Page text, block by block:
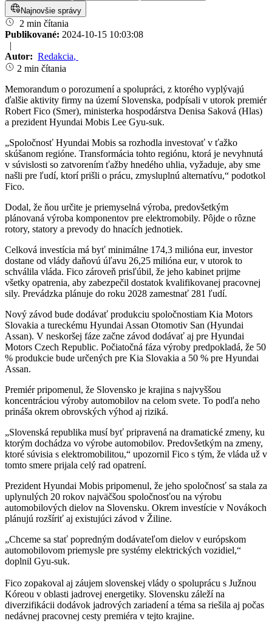
Najnovšie správy
2 min čítania
Publikované: 2024-10-15 10:03:08
|
Autor: Redakcia,
2 min čítania
Memorandum o porozumení a spolupráci, z ktorého vyplývajú
ďalšie aktivity firmy na území Slovenska, podpísali v utorok premiér
Robert Fico (Smer), ministerka hospodárstva Denisa Saková (Hlas)
a prezident Hyundai Mobis Lee Gyu-suk.
„Spoločnosť Hyundai Mobis sa rozhodla investovať v ťažko
skúšanom regióne. Transformácia tohto regiónu, ktorá je nevyhnutá
v súvislosti so zatvorením ťažby hnedého uhlia, vyžaduje, aby sme
našli pre ľudí, ktorí prišli o prácu, zmysluplnú alternatívu,“ podotkol
Fico.
Dodal, že ňou určite je priemyselná výroba, predovšetkým
plánovaná výroba komponentov pre elektromobily. Pôjde o rôzne
rotory, statory a prevody do hnacích jednotiek.
Celková investícia má byť minimálne 174,3 milióna eur, investor
dostane od vlády daňovú úľavu 26,25 milióna eur, v utorok to
schválila vláda. Fico zároveň prisľúbil, že jeho kabinet prijme
všetky opatrenia, aby zabezpečil dostatok kvalifikovanej pracovnej
sily. Prevádzka plánuje do roku 2028 zamestnať 281 ľudí.
Nový závod bude dodávať produkciu spoločnostiam Kia Motors
Slovakia a tureckému Hyundai Assan Otomotiv San (Hyundai
Assan). V neskoršej fáze začne závod dodávať aj pre Hyundai
Motors Czech Republic. Počiatočná fáza výroby predpokladá, že 50
% produkcie bude určených pre Kia Slovakia a 50 % pre Hyundai
Assan.
Premiér pripomenul, že Slovensko je krajina s najvyššou
koncentráciou výroby automobilov na celom svete. To podľa neho
prináša okrem obrovských výhod aj riziká.
„Slovenská republika musí byť pripravená na dramatické zmeny, ku
ktorým dochádza vo výrobe automobilov. Predovšetkým na zmeny,
ktoré súvisia s elektromobilitou,“ upozornil Fico s tým, že vláda už v
tomto smere prijala celý rad opatrení.
Prezident Hyundai Mobis pripomenul, že jeho spoločnosť sa stala za
uplynulých 20 rokov najväčšou spoločnosťou na výrobu
automobilových dielov na Slovensku. Okrem investície v Novákoch
plánujú rozšíriť aj existujúci závod v Žiline.
„Chceme sa stať popredným dodávateľom dielov v európskom
automobilovom priemysle pre systémy elektrických vozidiel,“
doplnil Gyu-suk.
Fico zopakoval aj záujem slovenskej vlády o spoluprácu s Južnou
Kóreou v oblasti jadrovej energetiky. Slovensku záleží na
diverzifikácii dodávok jadrových zariadení a téma sa riešila aj počas
nedávnej pracovnej cesty premiéra v tejto krajine.